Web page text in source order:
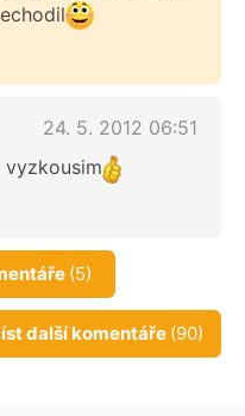
24. 5. 2012 06:51
(5)
další komentáře (90)